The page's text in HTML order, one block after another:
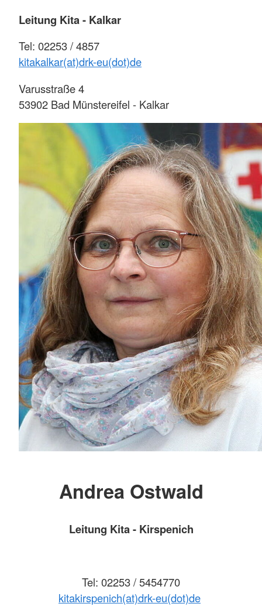
Leitung Kita - Kalkar
Tel: 02253 / 4857
kitakalkar(at)drk-eu(dot)de
Varusstraße 4
53902 Bad Münstereifel - Kalkar
Andrea Ostwald
Leitung Kita - Kirspenich
Tel: 02253 / 5454770
kitakirspenich(at)drk-eu(dot)de